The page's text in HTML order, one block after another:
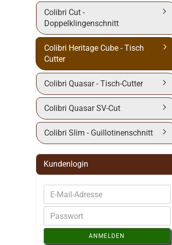
Colibri Cut -
Doppelklingenschnitt
Colibri Heritage Cube - Tisch
Cutter
Colibri Quasar - Tisch-Cutter
Colibri Quasar SV-Cut
Colibri Slim - Guillotinenschnitt
Kundenlogin
ANMELDEN